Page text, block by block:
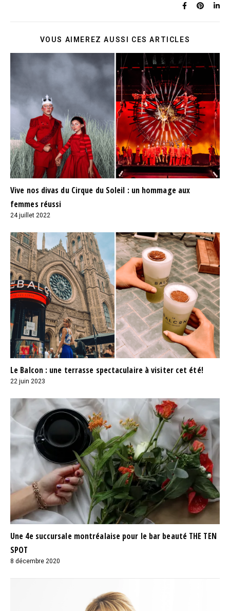
VOUS AIMEREZ AUSSI CES ARTICLES
Vive nos divas du Cirque du Soleil : un hommage aux
femmes réussi
24 juillet 2022
Le Balcon : une terrasse spectaculaire à visiter cet été!
22 juin 2023
Une 4e succursale montréalaise pour le bar beauté THE TEN
SPOT
8 décembre 2020